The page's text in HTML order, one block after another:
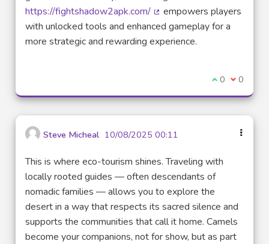
https://fightshadow2apk.com/
(External link)
empowers players
with unlocked tools and enhanced gameplay for a
more strategic and rewarding experience.
I agree with
0 I 0
Steve Micheal 10/08/2025 00:11
This is where eco-tourism shines. Traveling with
locally rooted guides — often descendants of
nomadic families — allows you to explore the
desert in a way that respects its sacred silence and
supports the communities that call it home. Camels
become your companions, not for show, but as part